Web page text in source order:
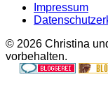
Impressum
© 2026 Christina
vorbehalten.